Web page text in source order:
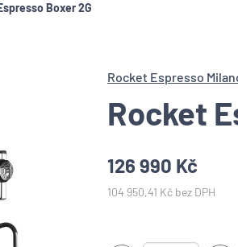
Boxer 2G
Rocket Espresso
Rocket
126 990 Kč
104 950,41 Kč bez DPH